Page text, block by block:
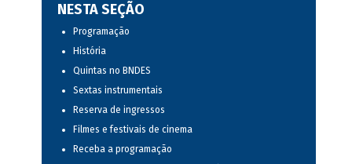
NESTA SEÇÃO
Programação
História
Quintas no BNDES
Sextas instrumentais
Reserva de ingressos
Filmes e festivais de cinema
Receba a programação